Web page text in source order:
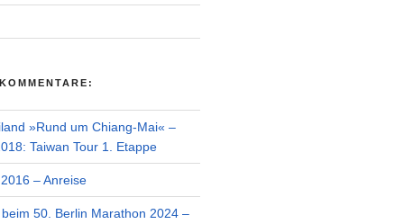
»Rund um Chiang-Mai« –
Taiwan Tour 1. Etappe
– Anreise
50. Berlin Marathon 2024 –